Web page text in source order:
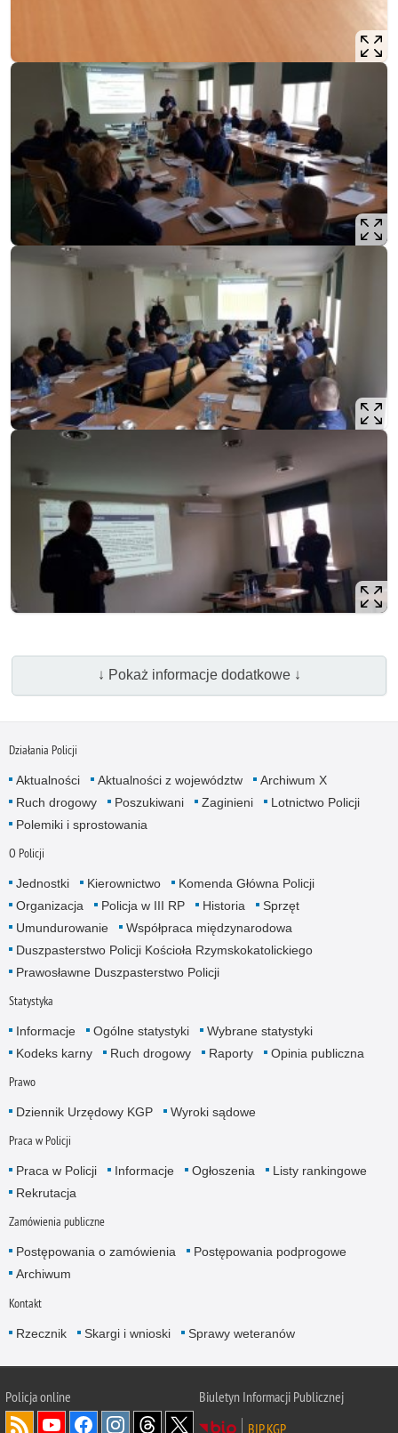
↓ Pokaż informacje dodatkowe ↓
Działania Policji
Aktualności Aktualności z województw
Archiwum X
Ruch drogowy
Poszukiwani Zaginieni
Lotnictwo Policji
Polemiki i sprostowania
O Policji
Jednostki Kierownictwo
Komenda Główna Policji
Organizacja
Policja w III RP Historia
Sprzęt
Umundurowanie
Współpraca międzynarodowa
Duszpasterstwo Policji Kościoła Rzymskokatolickiego
Prawosławne Duszpasterstwo Policji
Statystyka
Informacje Ogólne statystyki
Wybrane statystyki
Kodeks karny
Ruch drogowy Raporty Opinia publiczna
Prawo
Dziennik Urzędowy KGP Wyroki sądowe
Praca w Policji
Praca w Policji Informacje Ogłoszenia
Listy rankingowe
Rekrutacja
Zamówienia publiczne
Postępowania o zamówienia
Postępowania podprogowe
Archiwum
Kontakt
Rzecznik Skargi i wnioski Sprawy weteranów
Policjaonline
Biuletyn Informacji Publicznej
BIP KGP